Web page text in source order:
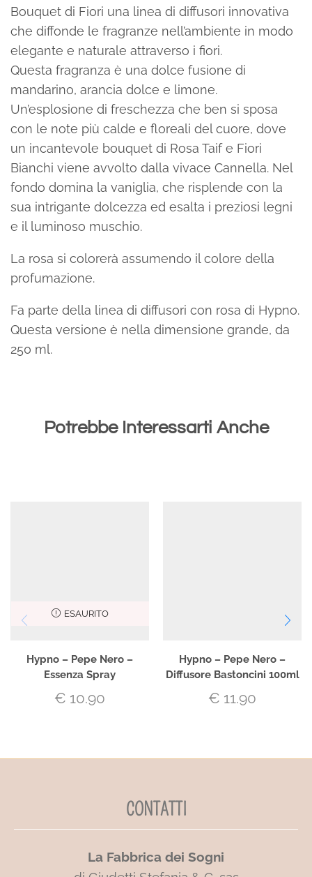
Bouquet di Fiori una linea di diffusori innovativa
che diffonde le fragranze nell’ambiente in modo
elegante e naturale attraverso i fiori.
Questa fragranza è una dolce fusione di
mandarino, arancia dolce e limone.
Un’esplosione di freschezza che ben si sposa
con le note più calde e floreali del cuore, dove
un incantevole bouquet di Rosa Taif e Fiori
Bianchi viene avvolto dalla vivace Cannella. Nel
fondo domina la vaniglia, che risplende con la
sua intrigante dolcezza ed esalta i preziosi legni
e il luminoso muschio.
La rosa si colorerà assumendo il colore della
profumazione.
Fa parte della linea di diffusori con rosa di Hypno.
Questa versione è nella dimensione grande, da
250 ml.
Potrebbe Interessarti Anche
ESAURITO
Hypno – Pepe Nero –
Essenza Spray
€ 10.90
Hypno – Pepe Nero –
Diffusore Bastoncini 100ml
€ 11.90
CONTATTI
La Fabbrica dei Sogni